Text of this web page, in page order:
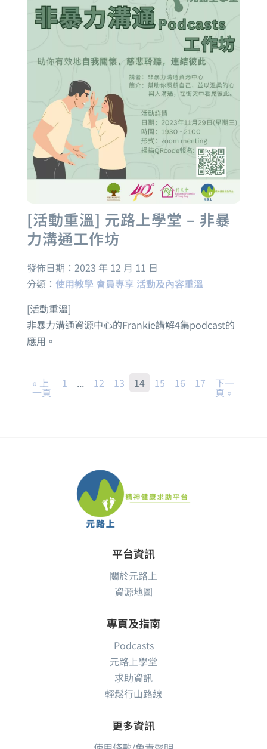
[活動重溫] 元路上學堂 – 非暴
力溝通工作坊
發佈日期： 2023 年 12 月 11 日
分類： 使用教學 會員專享 活動及內容重溫
[活動重溫]
非暴力溝通資源中心的Frankie講解4集podcast的
應用。
« 上
一頁
1 ... 12 13 14 15 16 17 下一
頁 »
平台資訊
關於元路上
資源地圖
專頁及指南
Podcasts
元路上學堂
求助資訊
輕鬆行山路線
更多資訊